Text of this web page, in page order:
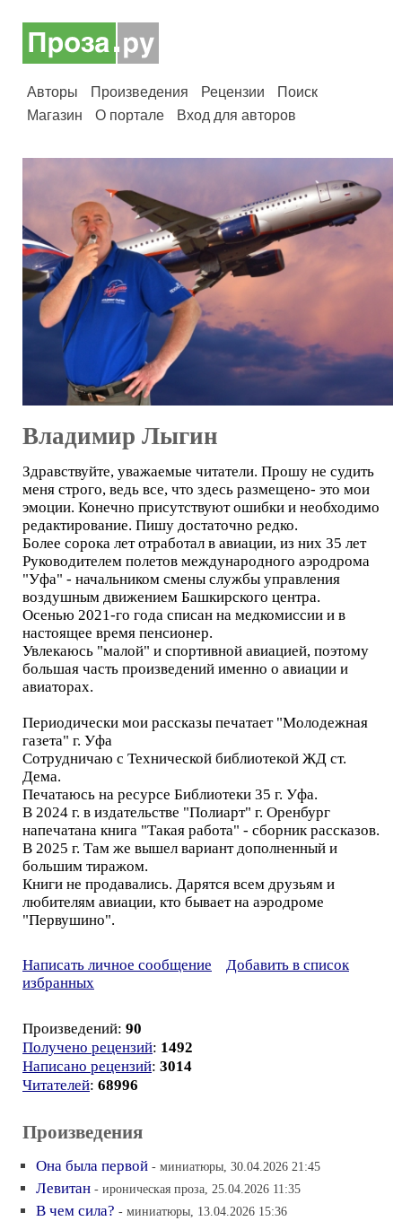
Авторы Произведения Рецензии
Поиск
Магазин
О портале Вход для авторов
Владимир Лыгин
Здравствуйте, уважаемые читатели. Прошу не судить
меня строго, ведь все, что здесь размещено- это мои
эмоции. Конечно присутствуют ошибки и необходимо
редактирование. Пишу достаточно редко.
Более сорока лет отработал в авиации, из них 35 лет
Руководителем полетов международного аэродрома
"Уфа" - начальником смены службы управления
воздушным движением Башкирского центра.
Осенью 2021-го года списан на медкомиссии и в
настоящее время пенсионер.
Увлекаюсь "малой" и спортивной авиацией, поэтому
большая часть произведений именно о авиации и
авиаторах.
Периодически мои рассказы печатает "Молодежная
газета" г. Уфа
Сотрудничаю с Технической библиотекой ЖД ст.
Дема.
Печатаюсь на ресурсе Библиотеки 35 г. Уфа.
В 2024 г. в издательстве "Полиарт" г. Оренбург
напечатана книга "Такая работа" - сборник рассказов.
В 2025 г. Там же вышел вариант дополненный и
большим тиражом.
Книги не продавались. Дарятся всем друзьям и
любителям авиации, кто бывает на аэродроме
"Первушино".
Написать личное сообщение
Добавить в список
избранных
Произведений: 90
Получено рецензий: 1492
Написано рецензий: 3014
Читателей: 68996
Произведения
Она была первой - миниатюры, 30.04.2026 21:45
Левитан - ироническая проза, 25.04.2026 11:35
В чем сила? - миниатюры, 13.04.2026 15:36